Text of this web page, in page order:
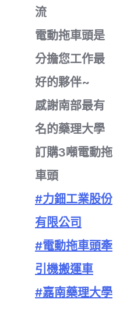
流
電動拖車頭是
分擔您工作最
好的夥伴~
感謝南部最有
名的藥理大學
訂購3噸電動拖
車頭
#力鈿工業股份
有限公司
#電動拖車頭牽
引機搬運車
#嘉南藥理大學